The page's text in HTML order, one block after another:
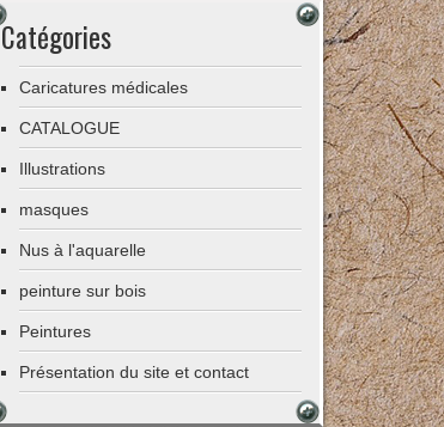
Catégories
Caricatures médicales
CATALOGUE
Illustrations
masques
Nus à l'aquarelle
peinture sur bois
Peintures
Présentation du site et contact